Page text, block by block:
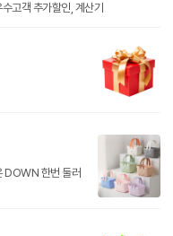
고객 추가할인, 계산기
DOWN 한번 둘러